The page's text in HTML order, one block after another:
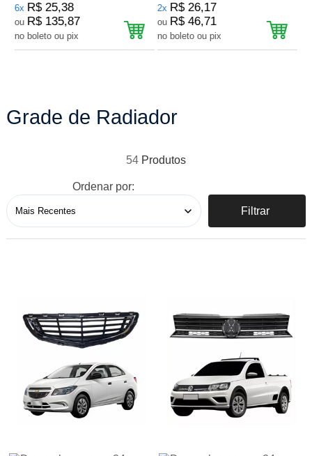
6x R$ 25,38
ou R$ 135,87
no boleto ou pix
2x R$ 26,17
ou R$ 46,71
no boleto ou pix
Grade de Radiador
54
Ordenar por:
Filtrar